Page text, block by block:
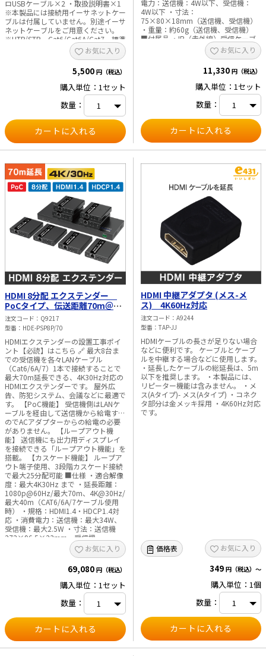
ロUSBケーブル×2 ・取扱説明書×1
※本製品には接続用イーサネットケー
ブルは付属していません。別途イーサ
ネットケーブルをご用意ください。
※UTP/STP Cat6/Cat6A/Cat7 標準
のIEEE-568B結線に従い、 損失とクロ
ストークの少ないイーサネットケーブ
さは15～50mの長さが適しており、
短すぎると信号が強すぎて表示ができ
ない場合が、 また、長すぎると出
力の品質が低くなる可能性がありま
す。 ※映像が表示されるまで通常30
秒～1分程度の時間がかかります。こ
れは、機器間認識の為によるもので
す。 弊社取り扱いHDMIエクステンダ
ー比較表
お気に入り
5,500 円（税込）
購入単位：1セット
数量：
電力：送信機：4W以下、受信機：
4W以下 ・寸法：
75×80×18mm（送信機、受信機）
・重量：約60g（送信機、受信機）
■付属品 ・IR（赤外線）受信ケーブ
ル×1、IR（赤外線）送信ケーブル
×1 ・ACアダプター（5V2A）×1 ※
ーサネットケーブルは付属していま
せん。別途HDMIケーブル・イーサネ
ットケーブルをご用意ください。
※UTP/STP Cat6/Cat6A/Cat7 標
準のIEEE-568B結線に従い、 損失と
クロストークの少ないイーサネット
ケーブルをお勧めします。 ケーブル
の長さは2~70mの長さが適してお
り、短すぎると信号が強すぎて表示
の品質が低くなる可能性があります。
※映像が表示されるまで通常30秒～1
分程度の時間がかかります。これは、
機器間認識の為によるものです。 弊
社取り扱いHDMIエクステンダー比較
お気に入り
11,330 円（税込）
購入単位：1セット
数量：
HDMI 8分配 エクステンダー
PoCタイプ、伝送距離70m＠
1080P、40m@4K 30Hz
注文コード
Q9217
型番
HDE-PSP8P/70
HDMIエクステンダーの設置工事ポイ
ント【必読】はこちら 🔗 最大8台ま
での受信機を各々LANケーブル
（Cat6/6A/7）1本で接続することで
最大70m延長できる、4K30Hz対応の
HDMIエクステンダーです。 屋外広
告、防犯システム、会議などに最適で
す。 【PoC機能】 受信機側はLANケ
ーブルを経由して送信機から給電する
のでACアダプターからの給電の必要
がありません。 【ループアウト機
能】 送信機にも出力用ディスプレイ
を接続できる「ループアウト機能」を
搭載。 【カスケード機能】 ループア
ウト端子使用、3段階カスケード接続
で最大25分配可能 ■仕様 ・適合解像
度：最大4K30Hz まで ・延長距離：
1080p@60Hz/最大70m、4K@30Hz/
最大40m（CAT6/6A/7ケーブル使用
時） ・規格：HDMI1.4・HDCP1.4対
応 ・消費電力：送信機：最大34W、
受信機：最大2.5W ・寸法：送信機
272×96.5×23mm 受信機
75×80×18mm ・重量：送信機：約
680g、受信機：約115g×8 ■セット
内容 ・TX（送信機）×1、RX（受信
機）×8、 ・IR（赤外線）受信ケーブ
ル×8、IR（赤外線）送信ケーブル
×1 ・ACアダプタ（DC12V/4A）×1
・RS-232 インターフェース接続端子
×1 ・ラックマウント用金具 ×2 ・ネ
ジ ×8 ・取扱説明書 ×1 ※本製品に
は接続用HDMIケーブル・LANケーブ
ルは付属していません。別途HDMIケ
ーブル・LANケーブルをご用意くださ
お気に入り
69,080 円（税込）
購入単位：1セット
数量：
HDMI 中継アダプタ (メス-メ
ス) 4K60Hz対応
注文コード
A9244
型番
TAP-JJ
HDMIケーブルの長さが足りない場合
などに便利です。 ケーブルとケーブ
ルを中継する場合などに使用します。
・延長したケーブルの総延長は、5m
以下を推奨します。 ・本製品には、
リピーター機能は含みません。 ・メ
ス(Aタイプ)- メス(Aタイプ) ・コネク
タ部分は金メッキ採用 ・4K60Hz対応
です。
価格表 お気に入り
349 円（税込）～
購入単位：1個
数量：